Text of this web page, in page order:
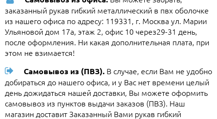
заказанный рукав гибкий металлический в пвх оболочке
из нашего офиса по адресу: 119331, г. Москва ул. Марии
Ульяновой дом 17а, этаж 2, офис 10 через29-31 день,
после оформления. Ни какая дополнительная плата, при
этом не взимается!
Самовывоз из (ПВЗ). В случае, если Вам не удобно
добираться до нашего офиса, и у Вас нет времени целый
день дожидаться нашей доставки, Вы можете оформить
самовывоз из пунктов выдачи заказов (ПВЗ). Наш
магазин доставит Заказанный Вами рукав гибкий